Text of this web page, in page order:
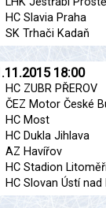
HC Slavia Praha
SK Trhači Kadaň
18:00
HC ZUBR PŘEROV
ČEZ Motor České
HC Most
HC Dukla Jihlava
AZ Havířov
HC Stadion
HC Slovan Ústí nad